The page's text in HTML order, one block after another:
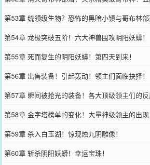
第53章 统领级生物？恐怖的黑暗小镇与哥布林
阶！
第54章 龙极突破五阶！六大神兽围攻阴阳妖蟒！
第55章 死而复生的阴阳妖蟒！第四天到来！
第56章 出售装备！引起轰动！领主们面临抉择！
第57章 瞬间被抢光的装备！各大顶级领主们的反
第58章 金字塔榜单的变化！大量神级领主的出现
第59章 杀入白玉湖！惊现烛九阴雕像！
第60章 斩杀阴阳妖蟒！幸运宝珠！